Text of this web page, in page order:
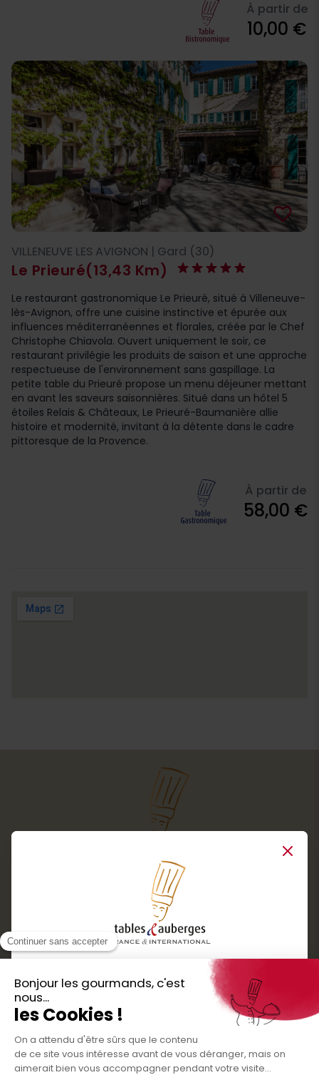
À partir de
10,00 €
Le Prieuré(13,43 Km)
favorite_border
VILLENEUVE LES AVIGNON | Gard (30)
Le restaurant gastronomique Le Prieuré, situé à Villeneuve-
lès-Avignon, offre une cuisine instinctive et épurée aux
influences méditerranéennes et florales, créée par le Chef
Christophe Chiavola. Ouvert uniquement le soir, ce
restaurant privilégie les produits de saison et une approche
respectueuse de l'environnement sans gaspillage. La
petite table du Prieuré propose un menu déjeuner mettant
en avant les saveurs saisonnières. Situé dans un hôtel 5
étoiles Relais & Châteaux, Le Prieuré-Baumanière allie
histoire et modernité, invitant à la détente dans le cadre
pittoresque de la Provence.
À partir de
58,00 €
Services
Routes gourmandes
Partenaires
Presse
Créer votre espace personnel
Informations légales
Close
Téléchargez
l'application gratuite !
Nos bons plans et découvertes
gourmandes à vivre en famille et entre